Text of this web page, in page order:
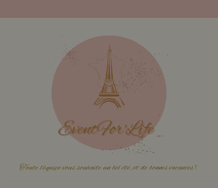
Toute l'équipe vous souhaite un bel été, et de bonnes vacances !